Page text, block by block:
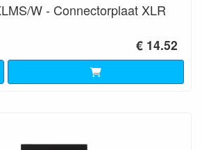
W - Connectorplaat XLR
€ 14.52